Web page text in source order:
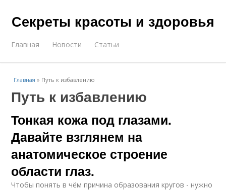
Секреты красоты и здоровья
Главная Новости Статьи
Главная » Путь к избавлению
Путь к избавлению
Тонкая кожа под глазами.
Давайте взглянем на
анатомическое строение
области глаз.
Чтобы понять в чём причина образования кругов - нужно